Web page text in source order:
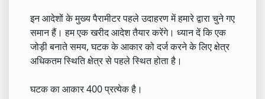
इन आदेशों के मुख्य पैरामीटर पहले उदाहरण में हमारे द्वारा चुने गए
समान हैं। हम एक खरीद आदेश तैयार करेंगे। ध्यान दें कि एक
जोड़ी बनाते समय, घटक के आकार को दर्ज करने के लिए क्षेत्र
अधिकतम स्थिति क्षेत्र से पहले स्थित होता है।
घटक का आकार 400 प्रत्येक है।